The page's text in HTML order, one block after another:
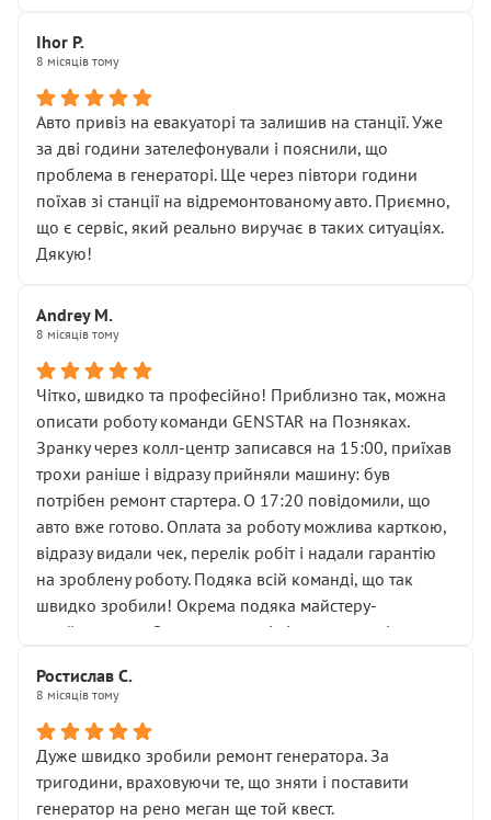
Далі ситуація тільки погіршилась:
• сказали, що тепер “потрібно знімати колеса”
• що біля авто стояти вже не можна
• почали озвучувати купу додаткових робіт без
чіткого пояснення
( ну все зняли та доробили) дякую!
Окремий момент, який виглядає абсурдно:
мені заявили, що бачок гальмівної рідини потрібно
міняти разом із головним гальмівним циліндром у
Для людини, яка хоча б трохи розуміється на техніці,
це звучить як мінімум непрофесійно, а як максимум —
спроба продати дорогий вузол замість елементарних
ущільнювачів.
Що прикро — це не перший мій візит. Раніше міняв у
вас стартер, і тоді сервіс наче справив хороше
враження. Але згодом знайшов декілька гайок під
лобовим склом. Мені пояснили, що це “старі гайки, які
відкручували”, і попросили не хвилюватися. ( надіюсь
новий власник, не застяг в полі))
Але після нинішнього візиту такі дрібниці вже не
здаються дрібницями.
Я — клієнт, який працює на довірі, і саме її цей сервіс
Хотілося б більше:
• належної уваги до авто
• прозорості в роботах і рахунках
• реальної діагностики, а не формального
“подивились і поїхав”
На жаль, складається враження, що сервіс працює не
Ihor P.
8 місяців тому
Авто привіз на евакуаторі та залишив на станції. Уже
за дві години зателефонували і пояснили, що
проблема в генераторі. Ще через півтори години
поїхав зі станції на відремонтованому авто. Приємно,
що є сервіс, який реально виручає в таких ситуаціях.
Дякую!
Andrey M.
8 місяців тому
Чітко, швидко та професійно! Приблизно так, можна
описати роботу команди GENSTAR на Позняках.
Зранку через колл-центр записався на 15:00, приїхав
трохи раніше і відразу прийняли машину: був
потрібен ремонт стартера. О 17:20 повідомили, що
авто вже готово. Оплата за роботу можлива карткою,
відразу видали чек, перелік робіт і надали гарантію
на зроблену роботу. Подяка всій команді, що так
швидко зробили! Окрема подяка майстеру-
приймальнику Олександру: всі чітко та по суті.
звертатися до цього автосервісу.
Ростислав С.
8 місяців тому
Дуже швидко зробили ремонт генератора. За
тригодини, враховуючи те, що зняти і поставити
генератор на рено меган ще той квест.